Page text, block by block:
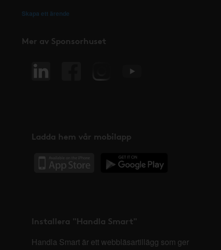
Skapa ett ärende
Mer av Sponsorhuset
Ladda hem vår mobilapp
Installera "Handla Smart"
Handla Smart är ett webbläsartillägg som ger